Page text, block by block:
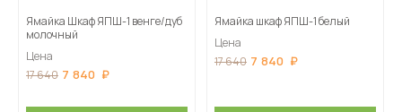
Ямайка Шкаф ЯПШ-1 венге/дуб
молочный
Цена
17 640 7 840
Ямайка шкаф ЯПШ-1 белый
Цена
17 640 7 840